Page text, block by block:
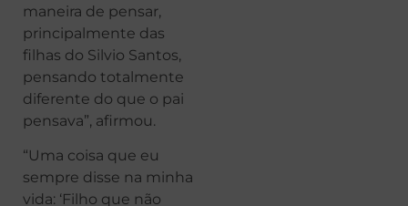
maneira de pensar,
principalmente das
filhas do Silvio Santos,
pensando totalmente
diferente do que o pai
pensava”, afirmou.
“Uma coisa que eu
sempre disse na minha
vida: ‘Filho que não